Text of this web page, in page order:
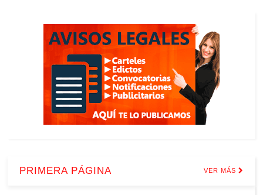
PRIMERA PÁGINA VER MÁS